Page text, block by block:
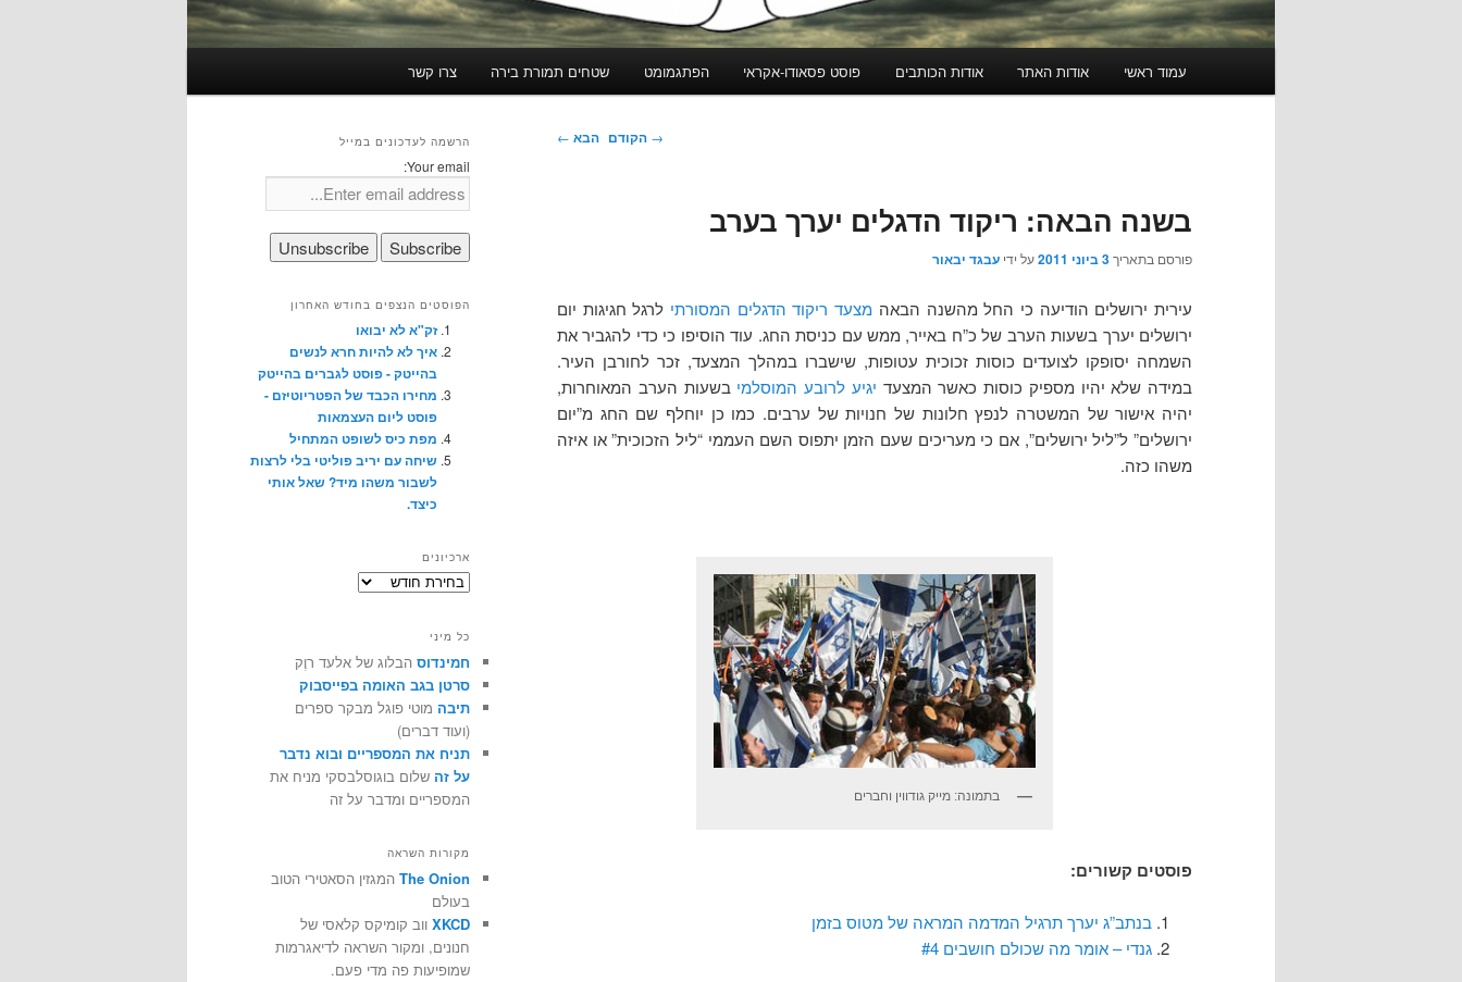
עמוד ראשי אודות האתר אודות הכותבים פוסט פסאודו-אקראי הפתגמומט שטחים תמורת בירה צרו קשר
ניווט
→ הקודם הבא ←
בשנה הבאה: ריקוד הדגלים יערך בערב
פורסם בתאריך3 ביוני 2011 על ידי עבגד יבאור
עירית ירושלים הודיעה כי החל מהשנה הבאה מצעד ריקוד הדגלים המסורתי לרגל חגיגות יום
ירושלים יערך בשעות הערב של כ”ח באייר, ממש עם כניסת החג. עוד הוסיפו כי כדי להגביר את
השמחה יסופקו לצועדים כוסות זכוכית עטופות, שישברו במהלך המצעד, זכר לחורבן העיר.
במידה שלא יהיו מספיק כוסות כאשר המצעד יגיע לרובע המוסלמי בשעות הערב המאוחרות,
יהיה אישור של המשטרה לנפץ חלונות של חנויות של ערבים. כמו כן יוחלף שם החג מ”יום
ירושלים” ל”ליל ירושלים”, אם כי מעריכים שעם הזמן יתפוס השם העממי “ליל הזכוכית” או איזה
משהו כזה.
בתמונה: מייק גודווין וחברים
פוסטים קשורים:
בנתב”ג יערך תרגיל המדמה המראה של מטוס בזמן
גנדי – אומר מה שכולם חושבים #4
הרשמה לעדכונים במייל
Your email:
הפוסטים הנצפים בחודש האחרון
זק"א לא יבואו
איך לא להיות חרא לנשים
בהייטק - פוסט לגברים בהייטק
מחירו הכבד של הפטריוטיזם -
פוסט ליום העצמאות
מפת כיס לשופט המתחיל
שיחה עם יריב פוליטי בלי לרצות
לשבור משהו מיד? שאל אותי
כיצד.
ארכיונים
ארכיונים
כל מיני
חמינדוס הבלוג של אלעד רוֶק
סרטן בגב האומה בפייסבוק
תיבה מוטי פוגל מבקר ספרים
(ועוד דברים)
תניח את המספריים ובוא נדבר
על זה שלום בוגוסלבסקי מניח את
המספריים ומדבר על זה
מקורות השראה
The Onion המגזין הסאטירי הטוב
בעולם
XKCD ווב קומיקס קלאסי של
חנונים, ומקור השראה לדיאגרמות
שמופיעות פה מדי פעם.